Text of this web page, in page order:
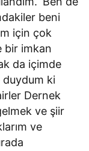
beni
için çok
bir imkan
da içimde
duydum ki
Dernek
ve şiir
ve